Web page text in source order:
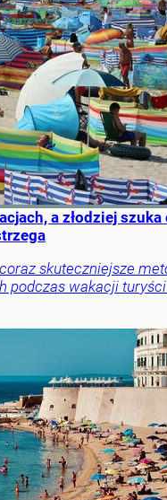
a złodziej szuka
skuteczniejsze
podczas wakacji